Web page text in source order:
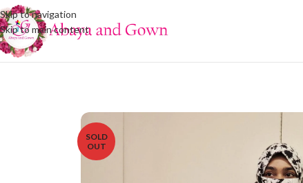
Skip to navigation
Skip to main content
SOLD
OUT